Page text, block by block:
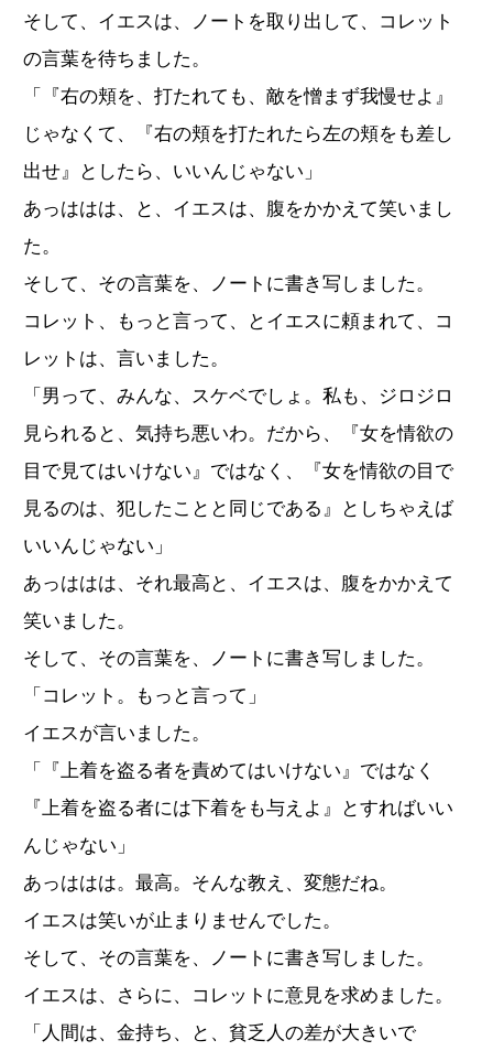
そして、イエスは、ノートを取り出して、コレット
の言葉を待ちました。
「『右の頬を、打たれても、敵を憎まず我慢せよ』
じゃなくて、『右の頬を打たれたら左の頬をも差し
出せ』としたら、いいんじゃない」
あっははは、と、イエスは、腹をかかえて笑いまし
た。
そして、その言葉を、ノートに書き写しました。
コレット、もっと言って、とイエスに頼まれて、コ
レットは、言いました。
「男って、みんな、スケベでしょ。私も、ジロジロ
見られると、気持ち悪いわ。だから、『女を情欲の
目で見てはいけない』ではなく、『女を情欲の目で
見るのは、犯したことと同じである』としちゃえば
いいんじゃない」
あっははは、それ最高と、イエスは、腹をかかえて
笑いました。
そして、その言葉を、ノートに書き写しました。
「コレット。もっと言って」
イエスが言いました。
「『上着を盗る者を責めてはいけない』ではなく
『上着を盗る者には下着をも与えよ』とすればいい
んじゃない」
あっははは。最高。そんな教え、変態だね。
イエスは笑いが止まりませんでした。
そして、その言葉を、ノートに書き写しました。
イエスは、さらに、コレットに意見を求めました。
「人間は、金持ち、と、貧乏人の差が大きいで